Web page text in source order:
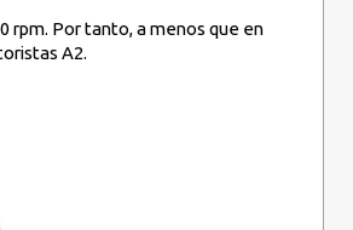
rpm. Por tanto, a menos que en
A2.